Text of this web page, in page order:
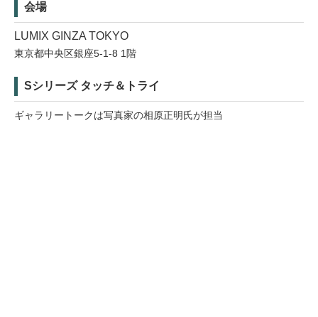
会場
LUMIX GINZA TOKYO
東京都中央区銀座5-1-8 1階
Sシリーズ タッチ＆トライ
ギャラリートークは写真家の相原正明氏が担当